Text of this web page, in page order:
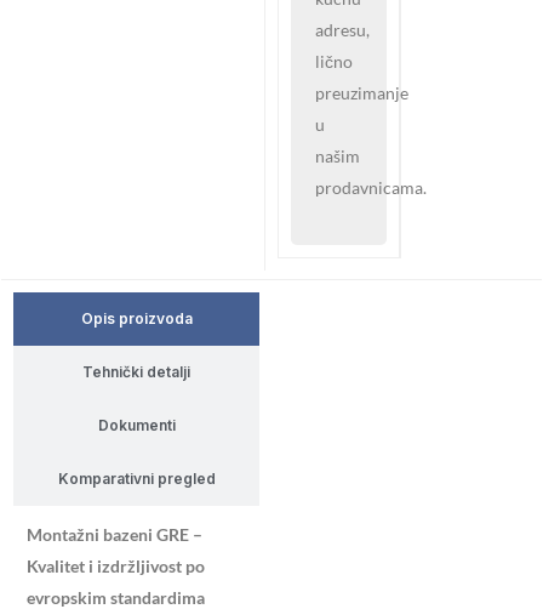
adresu,
lično
preuzimanje
u
našim
prodavnicama.
Opis proizvoda
Tehnički detalji
Dokumenti
Komparativni pregled
Montažni bazeni GRE –
Kvalitet i izdržljivost po
evropskim standardima